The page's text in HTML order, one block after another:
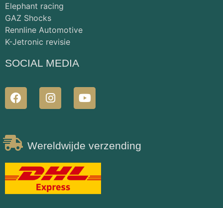
Elephant racing
GAZ Shocks
Rennline Automotive
K-Jetronic revisie
SOCIAL MEDIA
Wereldwijde verzending